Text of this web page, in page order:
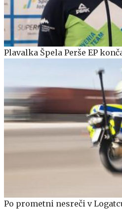
Plavalka Špela Perše EP
Po prometni nesreči v